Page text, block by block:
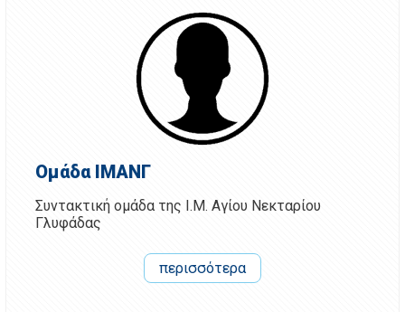
Ομάδα ΙΜΑΝΓ
Συντακτική ομάδα της Ι.Μ. Αγίου Νεκταρίου
Γλυφάδας
περισσότερα